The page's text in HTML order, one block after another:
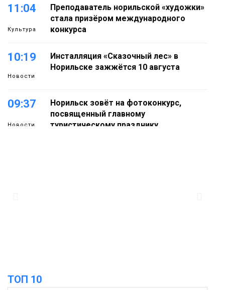
11:04
Культура
Преподаватель норильской «художки»
стала призёром международного
конкурса
10:19
Новости
Инсталляция «Сказочный лес» в
Норильске зажжётся 10 августа
09:37
Новости
Норильск зовёт на фотоконкурс,
посвященный главному
туристическому празднику
ТОП 10